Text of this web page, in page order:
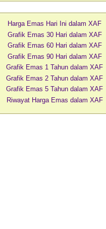
Harga Emas Hari Ini dalam XAF
Grafik Emas 30 Hari dalam XAF
Grafik Emas 60 Hari dalam XAF
Grafik Emas 90 Hari dalam XAF
Grafik Emas 1 Tahun dalam XAF
Grafik Emas 2 Tahun dalam XAF
Grafik Emas 5 Tahun dalam XAF
Riwayat Harga Emas dalam XAF